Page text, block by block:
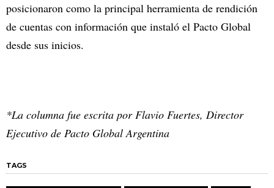
posicionaron como la principal herramienta de rendición
de cuentas con información que instaló el Pacto Global
desde sus inicios.
*La columna fue escrita por Flavio Fuertes, Director
Ejecutivo de Pacto Global Argentina
TAGS